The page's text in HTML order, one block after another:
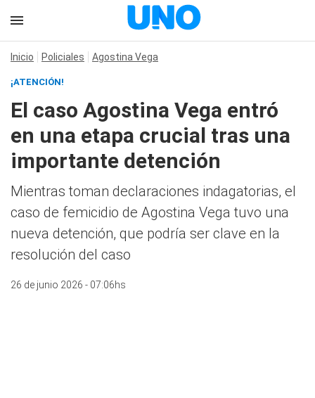
Inicio Policiales Agostina Vega
¡ATENCIÓN!
El caso Agostina Vega entró
en una etapa crucial tras una
importante detención
Mientras toman declaraciones indagatorias, el
caso de femicidio de Agostina Vega tuvo una
nueva detención, que podría ser clave en la
resolución del caso
26 de junio 2026 - 07:06hs